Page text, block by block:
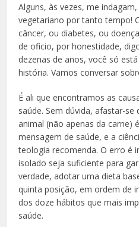
Alguns, às vezes, me
vegetariano por tanto tempo!
câncer, ou diabetes, ou
de oficio, por honestidade,
dezenas de anos, você só
história. Vamos conversar
É ali que encontramos as
saúde. Sem dúvida, afastar-
animal (não apenas da carne)
mensagem de saúde, e a
teologia recomenda. O erro é
isolado seja suficiente para
verdade, adotar uma dieta
quinta posição, em ordem de
dos doze hábitos que mais
saúde.